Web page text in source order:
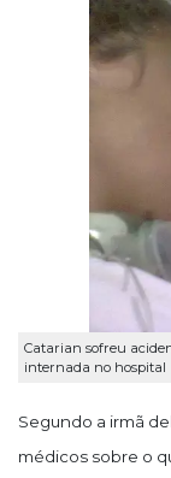
Catarian sofreu
internada no hospital
Segundo a irmã
médicos sobre o